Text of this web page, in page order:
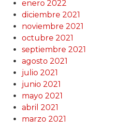
enero 2022
diciembre 2021
noviembre 2021
octubre 2021
septiembre 2021
agosto 2021
julio 2021
junio 2021
mayo 2021
abril 2021
marzo 2021